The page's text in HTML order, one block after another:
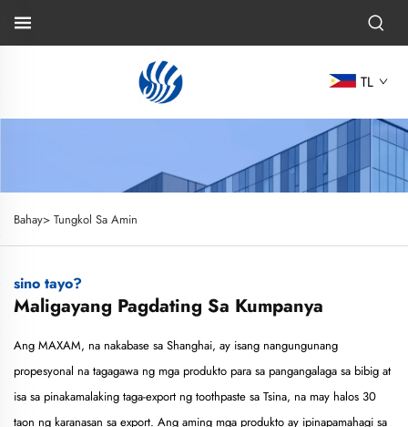
TL
Bahay> Tungkol Sa Amin
sino tayo?
Maligayang Pagdating Sa Kumpanya
Ang MAXAM, na nakabase sa Shanghai, ay isang nangungunang
propesyonal na tagagawa ng mga produkto para sa pangangalaga sa bibig at
isa sa pinakamalaking taga-export ng toothpaste sa Tsina, na may halos 30
taon ng karanasan sa export. Ang aming mga produkto ay ipinapamahagi sa